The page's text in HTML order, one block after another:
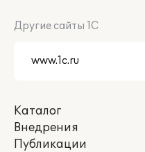
Другие сайты 1С
Каталог
Внедрения
Публикации